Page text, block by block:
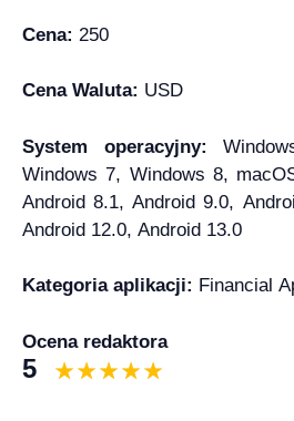
Cena: 250
Cena Waluta: USD
System operacyjny:
Windows 7, Windows 8,
Android 8.1, Android 9.0,
Android 12.0, Android 13.0
Kategoria aplikacji: Financial
Ocena redaktora
5